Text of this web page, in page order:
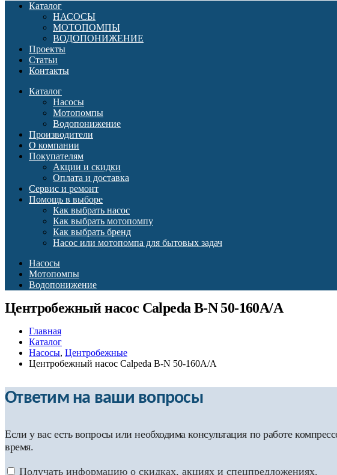
Каталог
НАСОСЫ
МОТОПОМПЫ
ВОДОПОНИЖЕНИЕ
Проекты
Статьи
Контакты
Каталог
Насосы
Мотопомпы
Водопонижение
Производители
О компании
Покупателям
Акции и скидки
Оплата и доставка
Сервис и ремонт
Помощь в выборе
Как выбрать насос
Как выбрать мотопомпу
Как выбрать бренд
Насос или мотопомпа для бытовых задач
Насосы
Мотопомпы
Водопонижение
Центробежный насос Calpeda B-N 50-160A/A
Главная
Каталог
Насосы, Центробежные
Центробежный насос Calpeda B-N 50-160A/A
Ответим на ваши вопросы
Если у вас есть вопросы или необходима консультация по работе
время.
Получать информацию о скидках, акциях и спецпредложениях.